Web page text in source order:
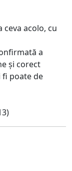
ceva acolo, cu
a
și corect
poate de